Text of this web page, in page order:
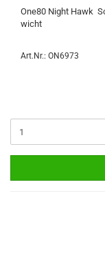
One80 Night Hawk
wicht
Art.Nr.: ON6973